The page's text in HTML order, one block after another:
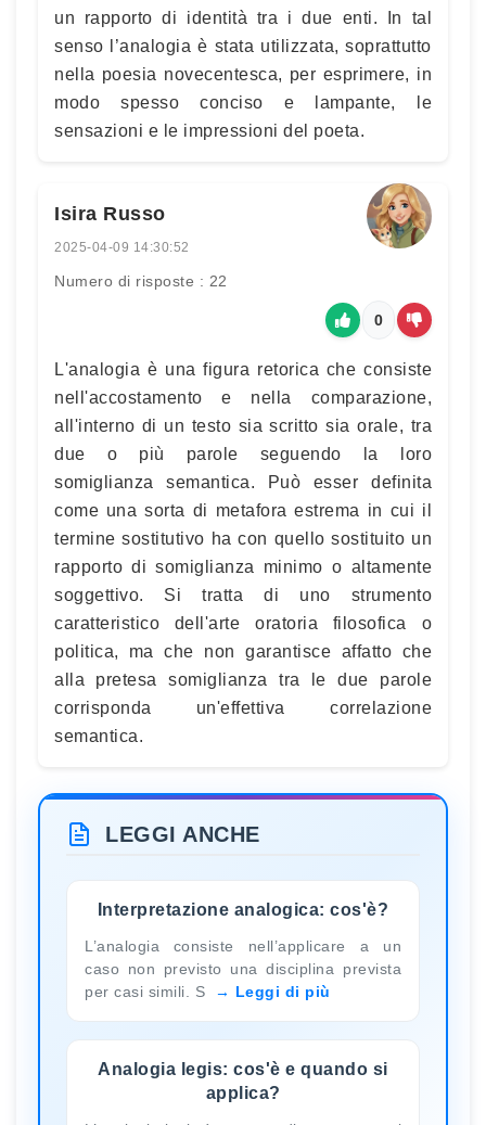
un rapporto di identità tra i due enti. In tal
senso l’analogia è stata utilizzata, soprattutto
nella poesia novecentesca, per esprimere, in
modo spesso conciso e lampante, le
sensazioni e le impressioni del poeta.
Isira Russo
2025-04-09 14:30:52
Numero di risposte : 22
0
L'analogia è una figura retorica che consiste
nell'accostamento e nella comparazione,
all'interno di un testo sia scritto sia orale, tra
due o più parole seguendo la loro
somiglianza semantica. Può esser definita
come una sorta di metafora estrema in cui il
termine sostitutivo ha con quello sostituito un
rapporto di somiglianza minimo o altamente
soggettivo. Si tratta di uno strumento
caratteristico dell'arte oratoria filosofica o
politica, ma che non garantisce affatto che
alla pretesa somiglianza tra le due parole
corrisponda un'effettiva correlazione
semantica.
LEGGI ANCHE
Interpretazione analogica: cos'è?
L’analogia consiste nell’applicare a un
caso non previsto una disciplina prevista
per casi simili. S
Leggi di più
Analogia legis: cos'è e quando si
applica?